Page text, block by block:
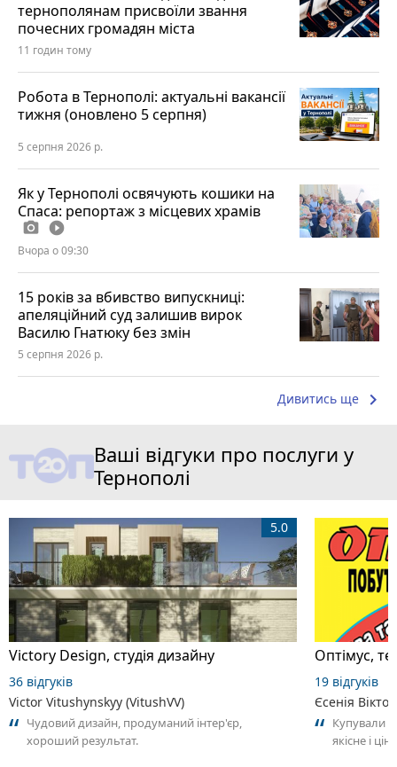
тернополянам присвоїли звання
почесних громадян міста
11 годин тому
Робота в Тернополі: актуальні вакансії
тижня (оновлено 5 серпня)
5 серпня 2026 р.
Як у Тернополі освячують кошики на
Спаса: репортаж з місцевих храмів
photo_camera play_circle_filled
Вчора о 09:30
15 років за вбивство випускниці:
апеляційний суд залишив вирок
Василю Гнатюку без змін
5 серпня 2026 р.
Дивитись ще keyboard_arrow_right
Ваші відгуки про послуги у
Тернополі
Victory Design, студія дизайну
5.0
36 відгуків
Victor Vitushynskyy (VitushVV)
Чудовий дизайн, продуманий інтер'єр,
хороший результат.
Оптімус,
19 відгуків
Єсенія
Купували
якісне і